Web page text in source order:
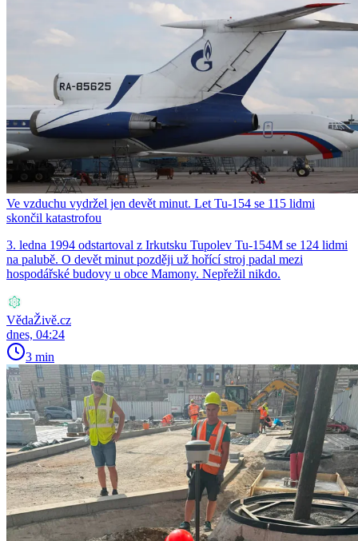
Ve vzduchu vydržel jen devět minut. Let Tu-154 se 115 lidmi
skončil katastrofou
3. ledna 1994 odstartoval z Irkutsku Tupolev Tu-154M se 124 lidmi
na palubě. O devět minut později už hořící stroj padal mezi
hospodářské budovy u obce Mamony. Nepřežil nikdo.
VědaŽivě.cz
dnes, 04:24
3 min